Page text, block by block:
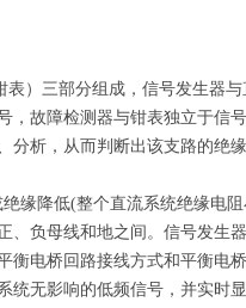
）三部分组成，信号发生器与
故障检测器与钳表独立于信
析，从而判断出该支路的绝缘
缘降低(整个直流系统绝缘电
负母线和地之间。信号发生
衡电桥回路接线方式和平衡电
统无影响的低频信号，并实时